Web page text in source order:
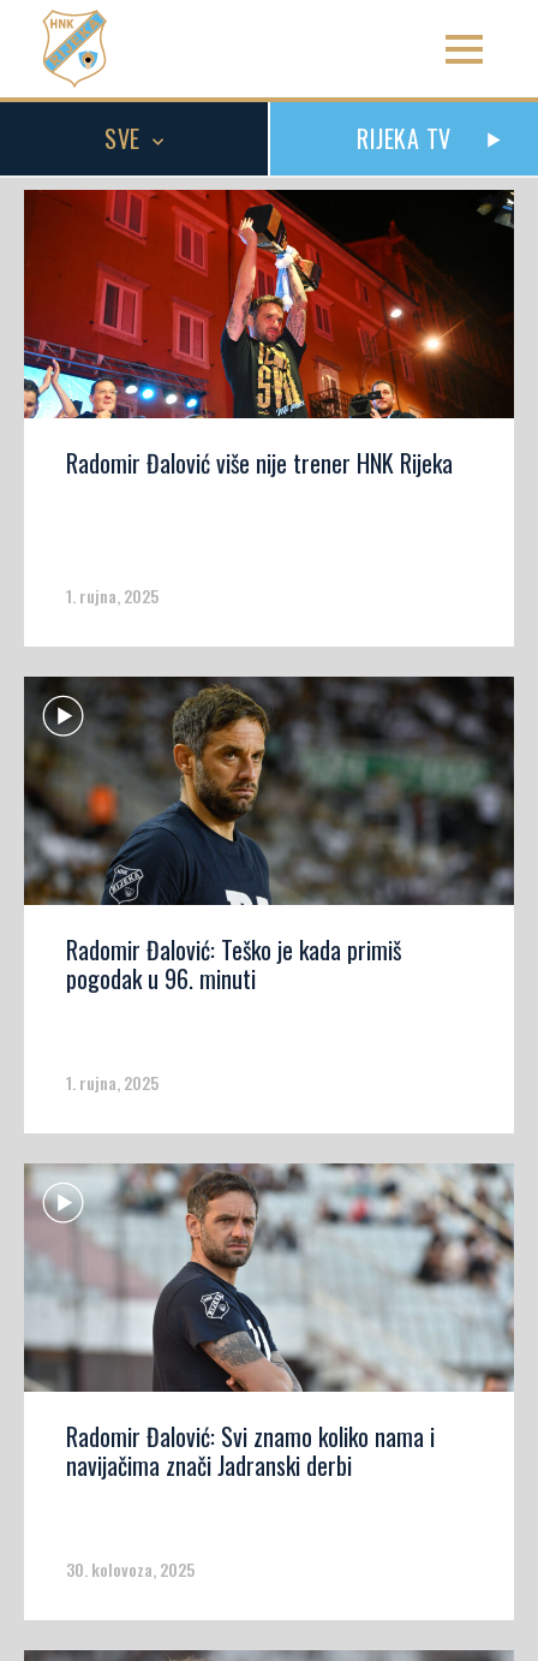
SVE RIJEKA TV
Radomir Đalović više nije trener HNK Rijeka
1. rujna, 2025
Radomir Đalović: Teško je kada primiš
pogodak u 96. minuti
1. rujna, 2025
Radomir Đalović: Svi znamo koliko nama i
navijačima znači Jadranski derbi
30. kolovoza, 2025